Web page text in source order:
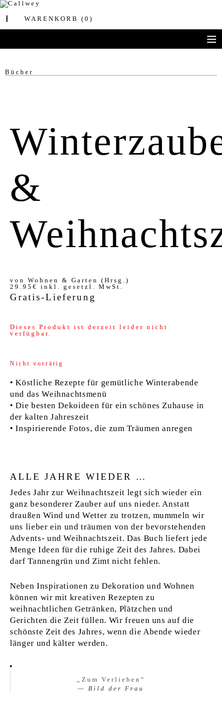
WARENKORB(0)
CORPORATE PUBLISHING
SHOP
Bücher
&
von
Wohnen & Garten (Hrsg.)
29.95€inkl. gesetzl. MwSt.
Gratis-Lieferung
Dieses Produkt ist derzeit leider nicht
verfügbar.
Nicht vorrätig
• Köstliche Rezepte für gemütliche Winterabende
und das Weihnachtsmenü
• Die besten Dekoideen für ein schönes Zuhause in
der kalten Jahreszeit
• Inspirierende Fotos, die zum Träumen anregen
ALLE JAHRE WIEDER …
Jedes Jahr zur Weihnachtszeit legt sich wieder ein
ganz besonderer Zauber auf uns nieder. Anstatt
draußen Wind und Wetter zu trotzen, mummeln wir
uns lieber ein und träumen von der bevorstehenden
Advents- und Weihnachtszeit. Das Buch liefert jede
Menge Ideen für die ruhige Zeit des Jahres. Dabei
darf Tannengrün und Zimt nicht fehlen.
Neben Inspirationen zu Dekoration und Wohnen
können wir mit kreativen Rezepten zu
weihnachtlichen Getränken, Plätzchen und
Gerichten die Zeit füllen. Wir freuen uns auf die
schönste Zeit des Jahres, wenn die Abende wieder
länger und kälter werden.
Zum Verlieben “
Bild der Frau